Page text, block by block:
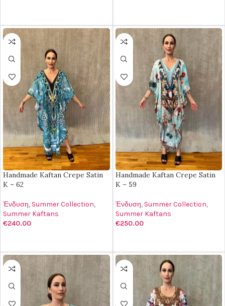
Handmade Kaftan Crepe Satin
K – 62
Ένδυση, Summer Collection,
Summer Kaftans
€240.00
Handmade Kaftan Crepe Satin
K – 59
Ένδυση, Summer Collection,
Summer Kaftans
€250.00